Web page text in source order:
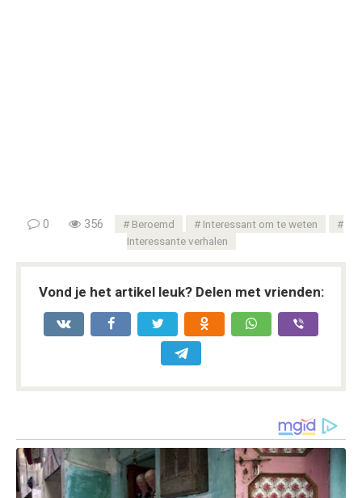
0 356 Beroemd
Interessant om te weten
Interessante verhalen
Vond je het artikel leuk? Delen met vrienden: